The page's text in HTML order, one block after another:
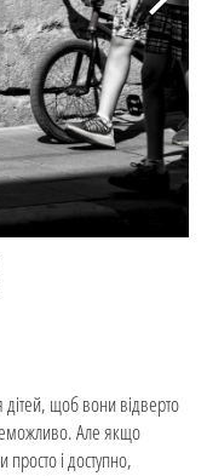
дітей, щоб вони відверто
Але якщо
просто і доступно,